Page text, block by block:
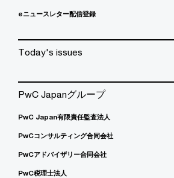
eニュースレター配信登録
Today's issues
PwC Japanグループ
PwC Japan有限責任監査法人
PwCコンサルティング合同会社
PwCアドバイザリー合同会社
PwC税理士法人